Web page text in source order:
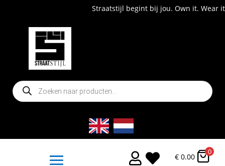
Straatstijl begint bij jou. Own it. Wear it. Shop now!
Producten
zoeken
  € 0.00
0